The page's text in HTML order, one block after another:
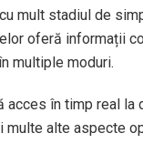
mult stadiul de
oferă informații
multiple moduri.
acces în timp real la
alte aspecte